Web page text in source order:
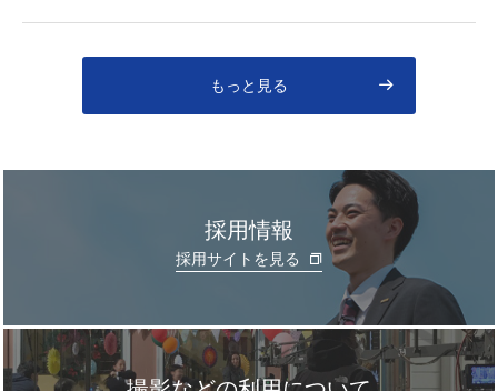
もっと見る
採用情報
採用サイトを見る